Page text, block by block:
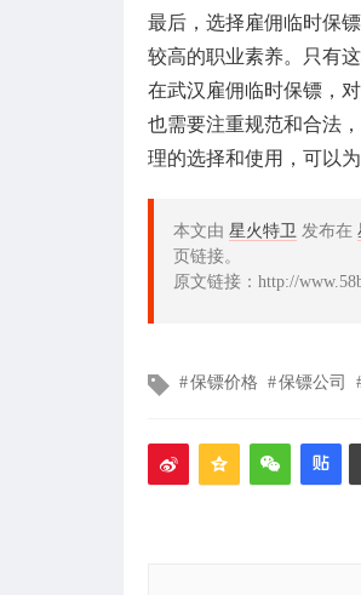
最后，选择雇佣临时保
较高的职业素养。只有
在武汉雇佣临时保镖，
也需要注重规范和合法
理的选择和使用，可以
本文由 星火特卫 发布在
页链接。
原文链接：http://
文
签
保镖价格 保镖公司